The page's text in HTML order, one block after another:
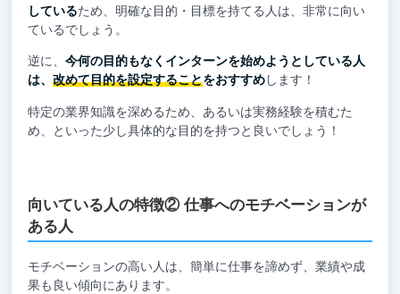
しているため、明確な目的・目標を持てる人は、非常に向い
ているでしょう。
逆に、 今何の目的もなくインターンを始めようとしている人
は、 改めて目的を設定することをおすすめします！
特定の業界知識を深めるため、あるいは実務経験を積むた
め、といった少し具体的な目的を持つと良いでしょう！
向いている人の特徴② 仕事へのモチベーションが
ある人
モチベーションの高い人は、簡単に仕事を諦めず、業績や成
果も良い傾向にあります。